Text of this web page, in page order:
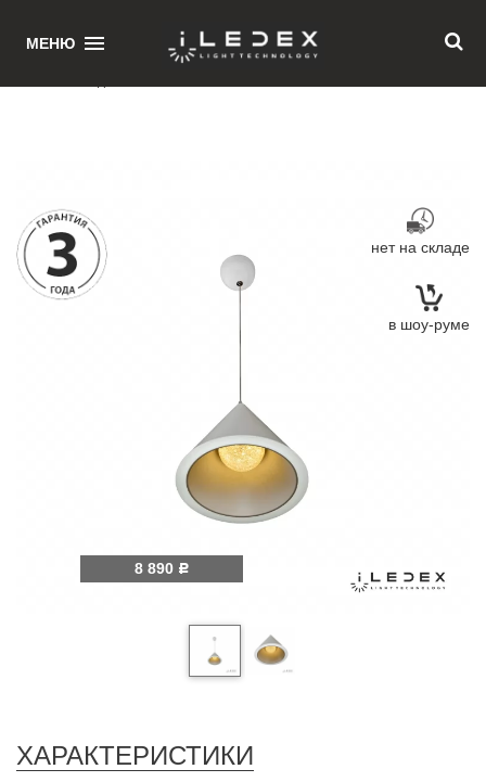
МЕНЮ
нет на складе
в шоу-руме
8 890 Р
ХАРАКТЕРИСТИКИ